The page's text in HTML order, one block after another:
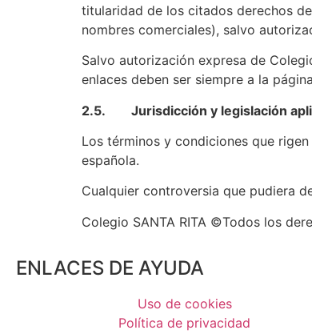
titularidad de los citados derechos
nombres comerciales), salvo
Salvo autorización expresa de
enlaces deben ser siempre a la
2.5. Jurisdicción y legislación
Los términos y condiciones que
española.
Cualquier controversia que pudiera
Colegio SANTA RITA ©Todos los
ENLACES DE AYUDA
Uso de cookies
Política de privacidad